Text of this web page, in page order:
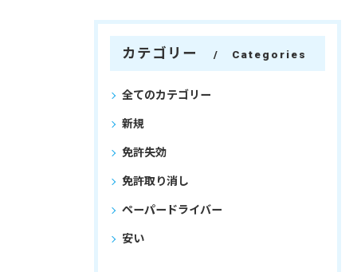
カテゴリー Categories
全てのカテゴリー
新規
免許失効
免許取り消し
ペーパードライバー
安い